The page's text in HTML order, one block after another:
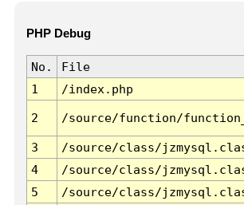
PHP Debug
No. File
1
/index.php
2 /source/function/
3 /source/class/
4
/source/class/
5
/source/class/